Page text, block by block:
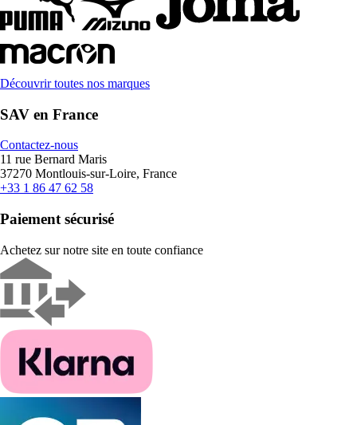
Découvrir toutes nos marques
SAV en France
Contactez-nous
11 rue Bernard Maris
37270 Montlouis-sur-Loire, France
+33 1 86 47 62 58
Paiement sécurisé
Achetez sur notre site en toute confiance